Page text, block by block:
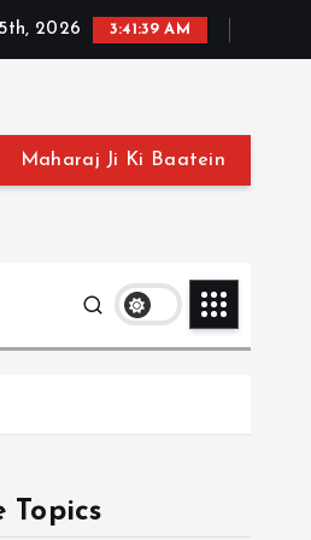
2026 3:41:40 AM
Maharaj Ji Ki Baatein
Topics